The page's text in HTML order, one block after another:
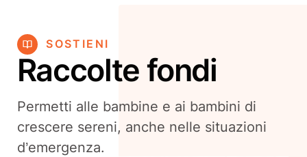
SOSTIENI
Raccolte fondi
Permetti alle bambine e ai bambini di
crescere sereni, anche nelle situazioni
d’emergenza.